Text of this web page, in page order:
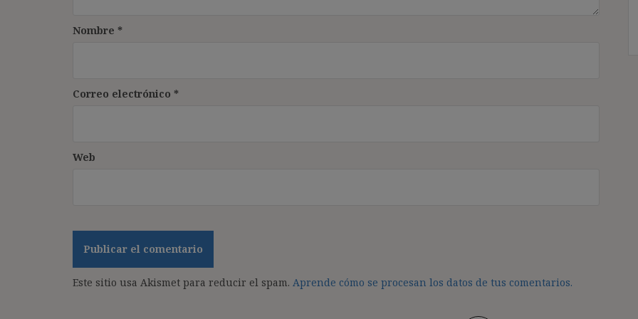
Nombre *
Correo electrónico *
Web
Este sitio usa Akismet para reducir el spam. Aprende cómo se procesan los datos de tus comentarios.